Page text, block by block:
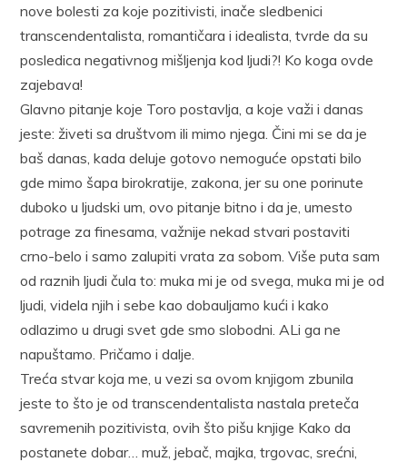
nove bolesti za koje pozitivisti, inače sledbenici
transcendentalista, romantičara i idealista, tvrde da su
posledica negativnog mišljenja kod ljudi?! Ko koga ovde
zajebava!
Glavno pitanje koje Toro postavlja, a koje važi i danas
jeste: živeti sa društvom ili mimo njega. Čini mi se da je
baš danas, kada deluje gotovo nemoguće opstati bilo
gde mimo šapa birokratije, zakona, jer su one porinute
duboko u ljudski um, ovo pitanje bitno i da je, umesto
potrage za finesama, važnije nekad stvari postaviti
crno-belo i samo zalupiti vrata za sobom. Više puta sam
od raznih ljudi čula to: muka mi je od svega, muka mi je od
ljudi, videla njih i sebe kao dobauljamo kući i kako
odlazimo u drugi svet gde smo slobodni. ALi ga ne
napuštamo. Pričamo i dalje.
Treća stvar koja me, u vezi sa ovom knjigom zbunila
jeste to što je od transcendentalista nastala preteča
savremenih pozitivista, ovih što pišu knjige Kako da
postanete dobar… muž, jebač, majka, trgovac, srećni,